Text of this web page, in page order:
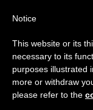
CHIESE LOCALI
Notice
This website or its
necessary to its
purposes illustrated
more or withdraw
please refer to the